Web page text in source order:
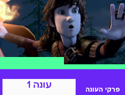
הצטרפות ל-BIGI
פרקי העונה עונה 1